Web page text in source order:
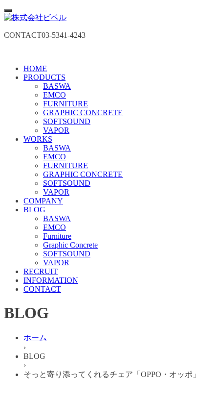
CONTACT03-5341-4243
HOME
PRODUCTS
BASWA
EMCO
FURNITURE
GRAPHIC CONCRETE
SOFTSOUND
VAPOR
WORKS
BASWA
EMCO
FURNITURE
GRAPHIC CONCRETE
SOFTSOUND
VAPOR
COMPANY
BLOG
BASWA
EMCO
Furniture
Graphic Concrete
SOFTSOUND
VAPOR
RECRUIT
INFORMATION
CONTACT
BLOG
ホーム
›
BLOG
›
そっと寄り添ってくれるチェア「OPPO・オッポ」